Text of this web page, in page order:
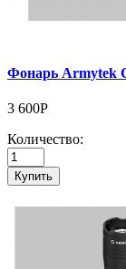
Фонарь Armytek
3 600Р
Количество:
Купить